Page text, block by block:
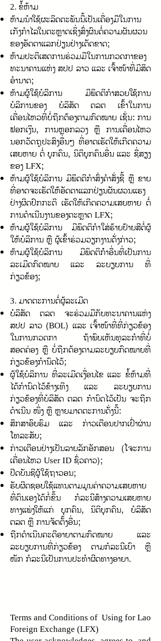
2. ຂໍ້ຫ້າມ
ຫ້າມນຳໃຊ້ຜະລິດຕະພັນນີ້ເປັນເຄື່ອງມືໃນການ
ເກັງກຳໄລໃນຕະຫຼາດເຊິ່ງສົ່ງຜົນຕໍ່ຄວາມຜັນຜວນ
ຂອງອັດຕາແລກປ່ຽນຢ່າງເດັດຂາດ;
ຫ້າມປະຕິເສດການຮ່ວມມືໃນການກວດກາຂອງ
ທະນາຄານແຫ່ງ ສປປ ລາວ ແລະ ເຈົ້າໜ້າທີ່ມີສິດ
ອຳນາດ;
ຫ້າມຜູ້ໃຊ້ບໍລິການ ມີພຶດຕິກໍາສວຍໃຊ້ການ
ບໍລິການຂອງ ບໍລິສັດ ຕລຕ ເຂົ້າໃນການ
ເຄື່ອນໄຫວທີ່ບໍ່ຖືກຕ້ອງຕາມກົດໝາຍ ເຊັ່ນ: ການ
ຟອກເງິນ, ການຫຼອກລວງ ຫຼື ການເຄື່ອນໄຫວ
ນອກວັດຖຸປະສົງອື່ນໆ ທີ່ອາດເຮັດໃຫ້ເກີດຄວາມ
ເສຍຫາຍ ຕໍ່ ບຸກຄົນ, ນິຕິບຸກຄົນອື່ນ ແລະ ຊື່ສຽງ
ຂອງ LFX;
ຫ້າມຜູ້ໃຊ້ບໍລິການ ມີພຶດຕິກໍາສົ່ງຄໍາສັ່ງຊື້ ຫຼື ຂາຍ
ທີ່ອາດຈະເຮັດໃຫ້ອັດຕາແລກປ່ຽນຜັນຜວນແຮງ
ຢ່າງຜິດປົກກະຕິ ເຮັດໃຫ້ເກີດຄວາມເສຍຫາຍ ຕໍ່
ການດໍາເນີນງານຂອງຕະຫຼາດ LFX;
ຫ້າມຜູ້ໃຊ້ບໍລິການ ມີພຶດຕິກໍາໃສ່ຮ້າຍປ້າຍສີຕໍ່ຜູ້
ໃຫ້ບໍລິການ ຫຼື ຜູ້ເຂົ້າຮ່ວມວຽກງານດັ່ງກ່າວ;
ຫ້າມຜູ້ໃຊ້ບໍລິການ ມີພຶດຕິກໍຳອື່ນທີ່ເປັນການ
ລະເມີດກົດໝາຍ ແລະ ລະບຽບການ ທີ່
ກ່ຽວຂ້ອງ;
3. ມາດຕະການຕໍ່ຜູ້ລະເມີດ
ບໍລິສັດ ຕລຕ ຈະຮ່ວມມືກັບທະນາຄານແຫ່ງ
ສປປ ລາວ (BOL) ແລະ ເຈົ້າໜ້າທີ່ທີ່ກ່ຽວຂ້ອງ
ໃນການກວດກາ ຖ້າພົບເຫັນທຸລະກຳທີ່ບໍ່
ສອດຄ່ອງ ຫຼື ບໍ່ຖືກຕ້ອງຕາມລະບຽບກົດໝາຍທີ່
ກ່ຽວຂ້ອງກຳນົດໄວ້;
ຜູ້ໃຊ້ບໍລິການ ທີ່ລະເມີດເງື່ອນໄຂ ແລະ ຂໍ້ຫ້າມທີ່
ໄດ້ກຳນົດໄວ້ຂ້າງເທິງ ແລະ ລະບຽບການ
ກ່ຽວຂ້ອງທີ່ບໍລິສັດ ຕລຕ ກຳນົດໄວ້ເປັນ ຈະຖືກ
ດໍາເນີນ ໜຶ່ງ ຫຼື ຫຼາຍມາດຕະການດັ່ງນີ້:
ສຶກສາອົບຮົມ ແລະ ກ່າວເຕືອນປາກເປົ່າຜ່ານ
ໂທລະສັບ;
ກ່າວເຕືອນຢ່າງເປັນລາຍລັກອັກສອນ (ໂຈະການ
ເຄື່ອນໄຫວ User ID ຊົ່ວຄາວ);
ປິດບັນຊີຜູ້ໃຊ້ຖາວອນ;
ຮັບຜິດຊອບໃຊ້ແທນຕາມມູນຄ່າຄວາມເສຍຫາຍ
ທີ່ຕົນເອງໄດ້ກໍ່ຂຶ້ນ ກໍລະນີສ້າງຄວາມເສຍຫາຍ
ທາງແພ່ງໃຫ້ແກ່ ບຸກຄົນ, ນິຕິບຸກຄົນ, ບໍລິສັດ
ຕລຕ ຫຼື ການຈັດຕັ້ງອື່ນ;
ຖືກດໍາເນີນຄະດີອາຍາຕາມກົດໝາຍ ແລະ
ລະບຽບການທີ່ກ່ຽວຂ້ອງ ຕາມກໍລະນີເບົາ ຫຼື
ໜັກ ກໍລະນີເປັນການປະທໍາຜິດທາງອາຍາ.
Terms and Conditions of Using for Lao
Foreign Exchange (LFX)